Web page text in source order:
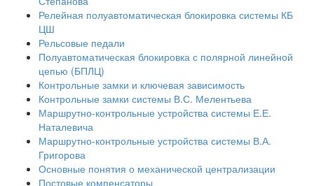
Релейная полуавтоматическая блокировка системы КБ
ЦШ
Рельсовые педали
Полуавтоматическая блокировка с полярной линейной
цепью (БПЛЦ)
Контрольные замки и ключевая зависимость
Контрольные замки системы В.С. Мелентьева
Маршрутно-контрольные устройства системы Е.Е.
Наталевича
Маршрутно-контрольные устройства системы В.А.
Григорова
Основные понятия о механической централизации
Постовые компенсаторы